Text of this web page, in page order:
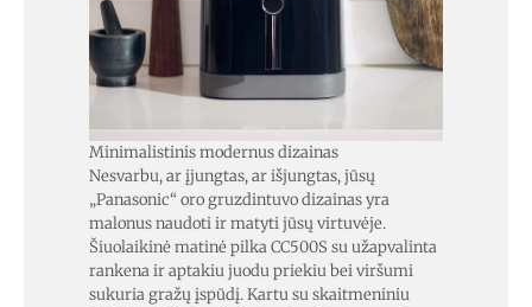
Minimalistinis modernus dizainas
Nesvarbu, ar įjungtas, ar išjungtas, jūsų
„Panasonic“ oro gruzdintuvo dizainas yra
malonus naudoti ir matyti jūsų virtuvėje.
Šiuolaikinė matinė pilka CC500S su užapvalinta
rankena ir aptakiu juodu priekiu bei viršumi
sukuria gražų įspūdį. Kartu su skaitmeniniu